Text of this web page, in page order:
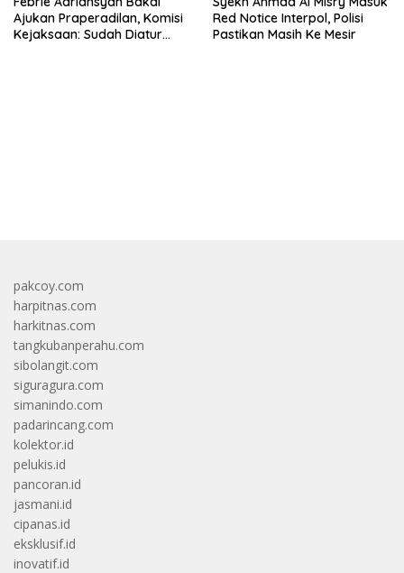
Ajukan Praperadilan, Komisi
Kejaksaan: Sudah Diatur
Red Notice Interpol, Polisi
Pastikan Masih Ke Mesir
pakcoy.com
harpitnas.com
harkitnas.com
tangkubanperahu.com
sibolangit.com
siguragura.com
simanindo.com
padarincang.com
kolektor.id
pelukis.id
pancoran.id
jasmani.id
cipanas.id
eksklusif.id
inovatif.id